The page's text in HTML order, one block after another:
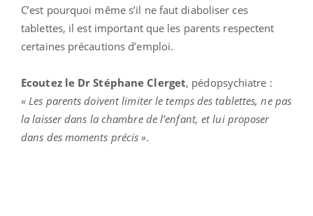
C’est pourquoi même s’il ne faut diaboliser ces
tablettes, il est important que les parents respectent
certaines précautions d’emploi.
Ecoutez le Dr Stéphane Clerget, pédopsychiatre :
« Les parents doivent limiter le temps des tablettes, ne pas
la laisser dans la chambre de l’enfant, et lui proposer
dans des moments précis».